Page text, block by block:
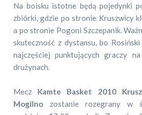
Na boisku istotne będą pojedynki
zbiórki, gdzie po stronie Kruszwicy
a po stronie Pogoni Szczepanik.
skuteczność z dystansu, bo
najczęściej punktujących graczy
drużynach.
Mecz Kamte Basket 2010
Mogilno zostanie rozegrany w